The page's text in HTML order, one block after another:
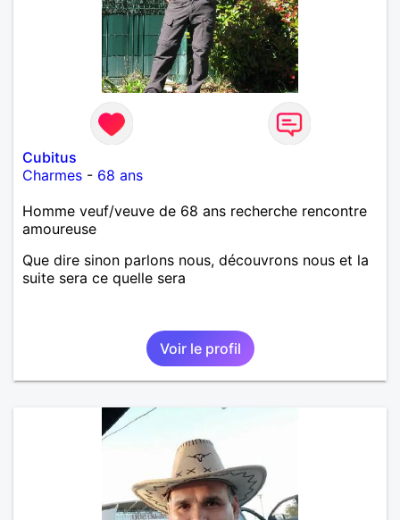
Cubitus
Charmes - 68 ans
Homme veuf/veuve de 68 ans recherche rencontre
amoureuse
Que dire sinon parlons nous, découvrons nous et la
suite sera ce quelle sera
Voir le profil